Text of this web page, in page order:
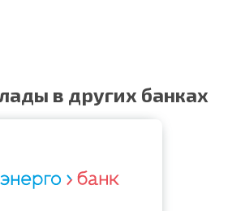
в других банках